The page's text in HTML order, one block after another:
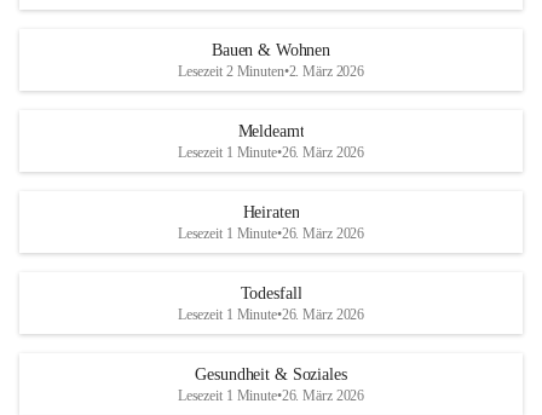
Bauen & Wohnen
Lesezeit 2 Minuten•2. März 2026
Meldeamt
Lesezeit 1 Minute•26. März 2026
Heiraten
Lesezeit 1 Minute•26. März 2026
Todesfall
Lesezeit 1 Minute•26. März 2026
Gesundheit & Soziales
Lesezeit 1 Minute•26. März 2026